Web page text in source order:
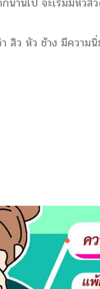
สิว หัว ช้าง มีความ